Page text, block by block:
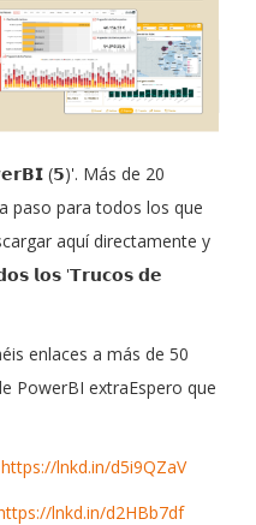
(𝟱)'. Más de 20
paso para todos los que
aquí directamente y
𝗹𝗼𝘀 '𝗧𝗿𝘂𝗰𝗼𝘀 𝗱𝗲
enlaces a más de 50
PowerBI extraEspero que
https://lnkd.in/d5i9QZaV
lnkd.in/d2HBb7df